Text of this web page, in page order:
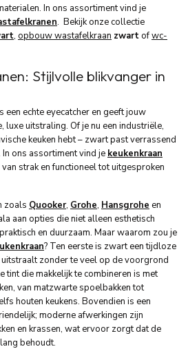
In ons assortiment vind je
. Bekijk onze collectie
, opbouw wastafelkraan zwartofwc-
Stijlvolle blikvanger in
een echteeyecatcheren geeftjouw
luxeuitstraling. Ofjenu een industriële,
keuken hebt – zwartpastverrassend
In ons assortimentvind je keukenkraan
van strakenfunctioneeltotuitgesproken
zoals Quooker, Grohe, Hansgrohe en
aan opties die niet alleen esthetisch
en duurzaam. Maar waarom zou je
? Ten eerste is zwart een tijdloze
zonder te veel op de voorgrond
tint die makkelijk te combineren is met
van matzwarte spoelbakken tot
houten keukens. Bovendien is een
moderne afwerkingen zijn
en krassen, wat ervoor zorgt dat de
behoudt.